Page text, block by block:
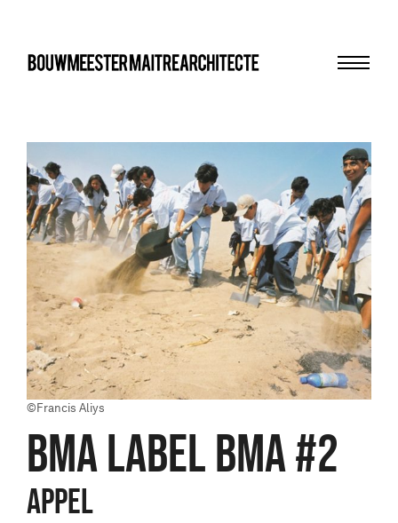
bma
©Francis Aliys
BMA LABEL BMA #2
APPEL